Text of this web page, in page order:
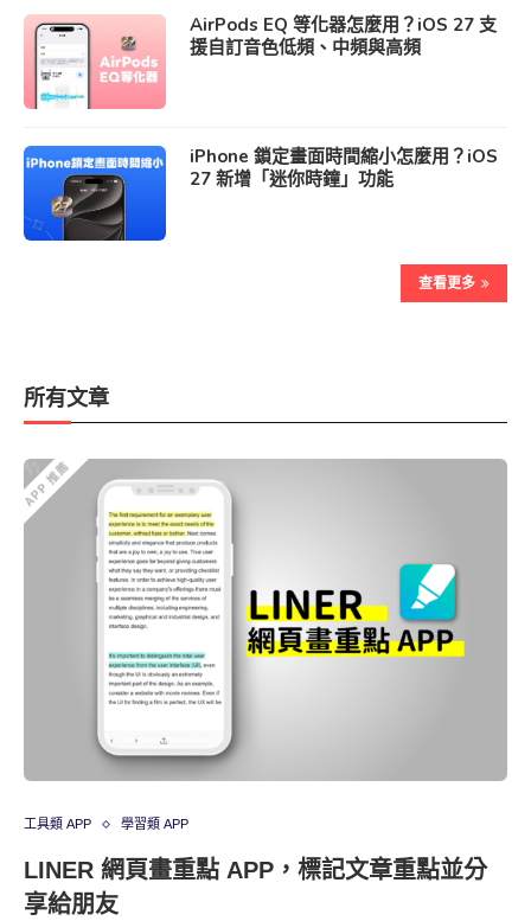
AirPods EQ 等化器怎麼用？iOS 27 支
援自訂音色低頻、中頻與高頻
iPhone 鎖定畫面時間縮小怎麼用？iOS
27 新增「迷你時鐘」功能
查看更多
所有文章
工具類 APP 學習類 APP
LINER 網頁畫重點 APP，標記文章重點並分
享給朋友